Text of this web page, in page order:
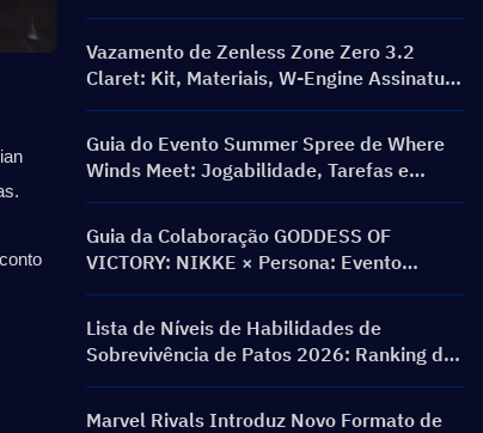
Recompensas
Vazamento de Zenless Zone Zero 3.2
Claret: Kit, Materiais, W-Engine Assinatura
e Mindscape Cinema
Guia do Evento Summer Spree de Where
Winds Meet: Jogabilidade, Tarefas e
Recompensas
Guia da Colaboração GODDESS OF
VICTORY: NIKKE × Persona: Evento
PERSONA ON FRONTLINE, Personagens,
Banners e Recompensas
Lista de Níveis de Habilidades de
Sobrevivência de Patos 2026: Ranking das
Melhores Habilidades e Guia de Build
Marvel Rivals Introduz Novo Formato de